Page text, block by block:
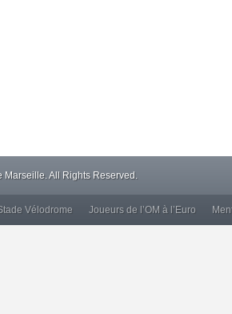
All Rights Reserved.
Vélodrome Joueurs de l’OM à l’Euro